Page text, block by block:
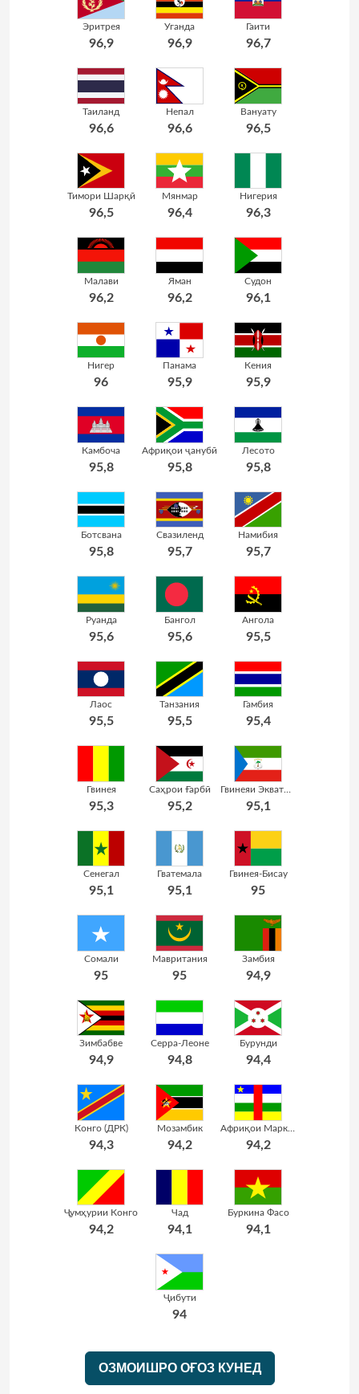
Эритрея
96,9
Уганда
96,9
Гаити
96,7
Таиланд
96,6
Непал
96,6
Вануату
96,5
Тимори Шарқӣ
96,5
Мянмар
96,4
Нигерия
96,3
Малави
96,2
Яман
96,2
Судон
96,1
Нигер
96
Панама
95,9
Кения
95,9
Камбоча
95,8
Африқои ҷанубӣ
95,8
Лесото
95,8
Ботсвана
95,8
Свазиленд
95,7
Намибия
95,7
Руанда
95,6
Бангол
95,6
Ангола
95,5
Лаос
95,5
Танзания
95,5
Гамбия
95,4
Гвинея
95,3
Саҳрои Ғарбӣ
95,2 95,1
Сенегал
95,1
Гватемала
95,1
Гвинея-Бисау
95
Сомали
95
Мавритания
95
Замбия
94,9
Зимбабве
94,9
Серра-Леоне
94,8
Бурунди
94,4
Конго (ДРК)
94,3
Мозамбик
94,2 94,2
Ҷумҳурии Конго
94,2
Чад
94,1
Буркина Фасо
94,1
Ҷибути
94
ОЗМОИШРО ОҒОЗ КУНЕД